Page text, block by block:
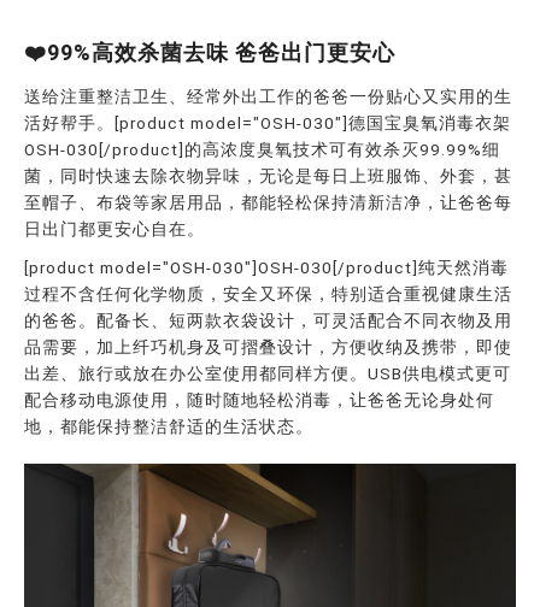
❤️99%高效杀菌去味 爸爸出门更安心
送给注重整洁卫生、经常外出工作的爸爸一份贴心又实用的生
活好帮手。[product model="OSH-030"]德国宝臭氧消毒衣架
OSH-030[/product]的高浓度臭氧技术可有效杀灭99.99%细
菌，同时快速去除衣物异味，无论是每日上班服饰、外套，甚
至帽子、布袋等家居用品，都能轻松保持清新洁净，让爸爸每
日出门都更安心自在。
[product model="OSH-030"]OSH-030[/product]纯天然消毒
过程不含任何化学物质，安全又环保，特别适合重视健康生活
的爸爸。配备长、短两款衣袋设计，可灵活配合不同衣物及用
品需要，加上纤巧机身及可摺叠设计，方便收纳及携带，即使
出差、旅行或放在办公室使用都同样方便。USB供电模式更可
配合移动电源使用，随时随地轻松消毒，让爸爸无论身处何
地，都能保持整洁舒适的生活状态。